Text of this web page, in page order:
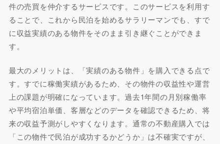
件の売買を仲介するサービスです。このサービスを利用す
ることで、これから民泊を始めるサラリーマンでも、すで
に収益実績のある物件をそのまま引き継ぐことができま
す。
最大のメリットは、「実績のある物件」を購入できる点で
す。すでに稼働実績があるため、その物件の収益性や運営
上の課題が明確になっています。過去1年間の月別稼働率
や平均宿泊単価、客層などのデータを確認できるため、将
来の収益予測がしやすくなります。通常の不動産購入では
「この物件で民泊が成功するかどうか」は不確実ですが、